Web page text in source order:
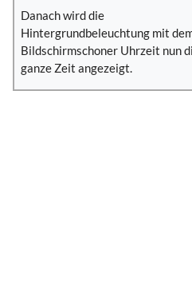
Danach wird die
Hintergrundbeleuchtung mit
Bildschirmschoner Uhrzeit nun
ganze Zeit angezeigt.